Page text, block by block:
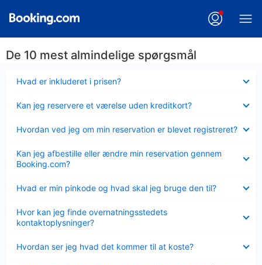
De 10 mest almindelige spørgsmål
Hvad er inkluderet i prisen?
Kan jeg reservere et værelse uden kreditkort?
Hvordan ved jeg om min reservation er blevet registreret?
Kan jeg afbestille eller ændre min reservation gennem
Booking.com?
Hvad er min pinkode og hvad skal jeg bruge den til?
Hvor kan jeg finde overnatningsstedets
kontaktoplysninger?
Hvordan ser jeg hvad det kommer til at koste?